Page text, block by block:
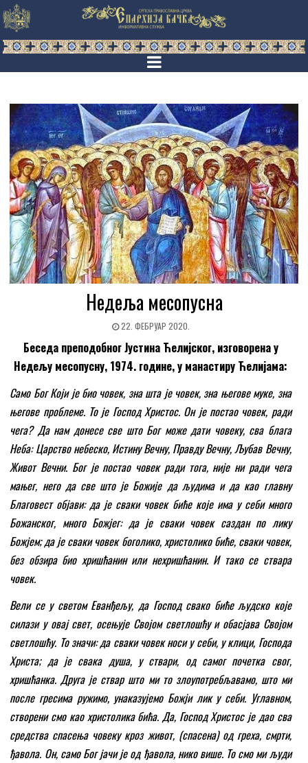
Недеља месопусна
22. ФЕБРУАР 2020.
Беседа преподобног Јустина Ћелијског, изговорена у
Недељу месопусну, 1974. године, у манастиру Ћелијама:
Само Бог Који је био човек, зна шта је човек, зна његове муке, зна
његове проблеме. То је Господ Христос. Он је постао човек, ради
чега? Да нам донесе све што Бог може дати човеку, сва блага
Неба: Царство небеско, Истину Вечну, Правду Вечну, Љубав Вечну,
Живот Вечни. Бог је постао човек ради тога, није ни ради чега
мањег, него да све што је Божије да људима и да као главну
Благовест објави: да је сваки човек биће које има у себи много
Божанског, много Божјег: да је сваки човек саздан по лику
Божјем; да је сваки човек боголико, христолико биће, сваки човек,
без обзира био хришћанин или нехришћанин. И тако се ствара
човек.
Вели се у светом Еванђељу, да Господ свако биће људско које
силази у овај свет, осењује Својом светлошћу и обасјава Својом
светлошћу. То значи: да сваки човек носи у себи, у клици, Господа
Христа; да је свака душа, у ствари, од самог почетка свог,
хришћанка. Друга је ствар што ми то злоупотребљавамо, што ми
после гресима ружимо, унаказујемо Божји лик у себи. Углавном,
створени смо као христолика бића. Да, Господ Христос је дао сва
средства спасења човеку кроз живот, (спасена) од греха, смрти,
ђавола. Он, само Бог јачи је од ђавола, нико више. То смо ми људи